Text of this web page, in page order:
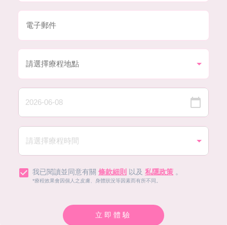
我已閱讀並同意有關 條款細則 以及 私隱政策 。
*療程效果會因個人之皮膚、身體狀況等因素而有所不同。
立即體驗